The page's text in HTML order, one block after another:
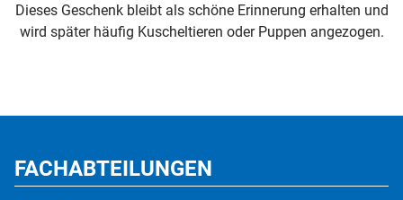
Dieses Geschenk bleibt als schöne Erinnerung erhalten und
wird später häufig Kuscheltieren oder Puppen angezogen.
FACHABTEILUNGEN